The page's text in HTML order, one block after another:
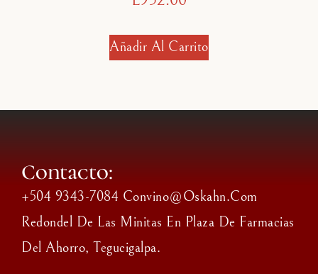
Añadir Al Carrito
Contacto:
+504 9343-7084 Convino@oskahn.com
Redondel De Las Minitas En Plaza De Farmacias
Del Ahorro, Tegucigalpa.